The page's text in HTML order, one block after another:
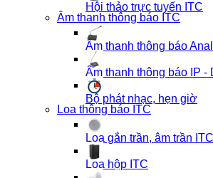
Hội thảo trực tuyến ITC
Âm thanh thông báo ITC
Âm thanh thông báo
Âm thanh thông báo IP -
Bộ phát nhạc, hẹn giờ
Loa thông báo ITC
Loa gắn trần, âm trần ITC
Loa hộp ITC